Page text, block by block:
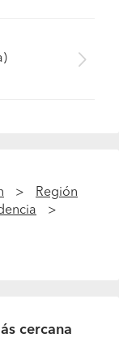
Región
cercana